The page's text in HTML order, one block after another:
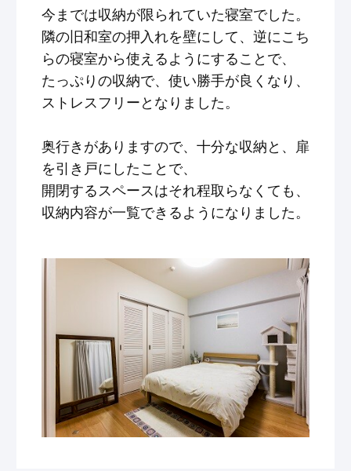
今までは収納が限られていた寝室でした。
隣の旧和室の押入れを壁にして、逆にこち
らの寝室から使えるようにすることで、
たっぷりの収納で、使い勝手が良くなり、
ストレスフリーとなりました。
奥行きがありますので、十分な収納と、扉
を引き戸にしたことで、
開閉するスペースはそれ程取らなくても、
収納内容が一覧できるようになりました。